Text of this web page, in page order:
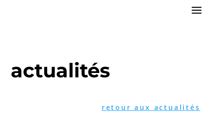
actualités
retour aux actualités